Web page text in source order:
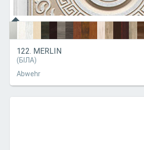
122. MERLIN
(БІЛА)
Abwehr